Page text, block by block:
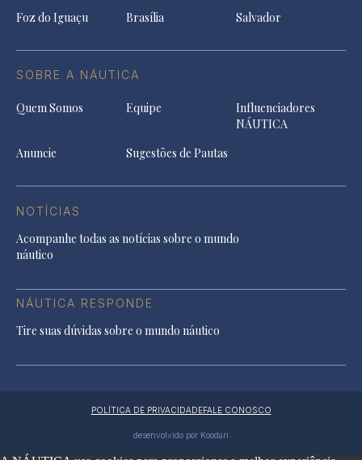
Foz do Iguaçu
Brasília Salvador
SOBRE A NÁUTICA
Quem Somos Equipe
Influenciadores
NÁUTICA
Anuncie
Sugestões de Pautas
NOTÍCIAS
Acompanhe todas as notícias sobre o mundo
náutico
NÁUTICA RESPONDE
Tire suas dúvidas sobre o mundo náutico
POLÍTICA DE PRIVACIDADEFALE CONOSCO
desenvolvido por Koodari